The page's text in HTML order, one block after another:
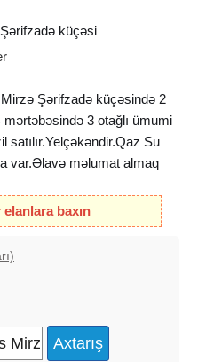
küçəsi
Şərifzadə küçəsində 2
3 otağlı ümumi
Su
var.Əlavə məlumat almaq
baxın